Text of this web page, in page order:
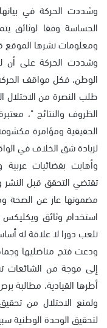
وشددت الحركة في
الحساسة وفقا لوثائق
ومعلومات نشرها الموقع
وشددت الحركة على أن
الوطن، فكل مواقف
طلب النصرة من
الظروف والنتائج "،
الحقيقية ومؤامرة
لزيادة شق الخلاف في
وأهابت بفضائيات عربية
تقتضي التحقق قبل النشر
مضمونها عار عن الصحة
استخدام وثائق
تلعب دورا لا علاقة له
ودعت فتح مناضليها
إلى موجة من الشائعات
أطرها القيادية، مطالبة
ولمنع الاحتلال من
لتحقيق الوحدة الوطنية